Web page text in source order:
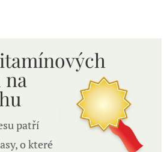
na
patří
o které